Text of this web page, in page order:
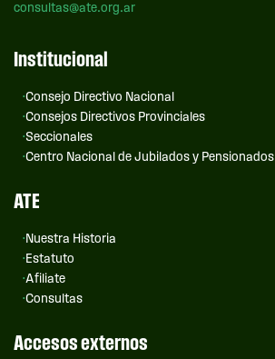
consultas@ate.org.ar
Institucional
Consejo Directivo Nacional
Consejos Directivos Provinciales
Seccionales
Centro Nacional de Jubilados y Pensionados
ATE
Nuestra Historia
Estatuto
Afiliate
Consultas
Accesos externos